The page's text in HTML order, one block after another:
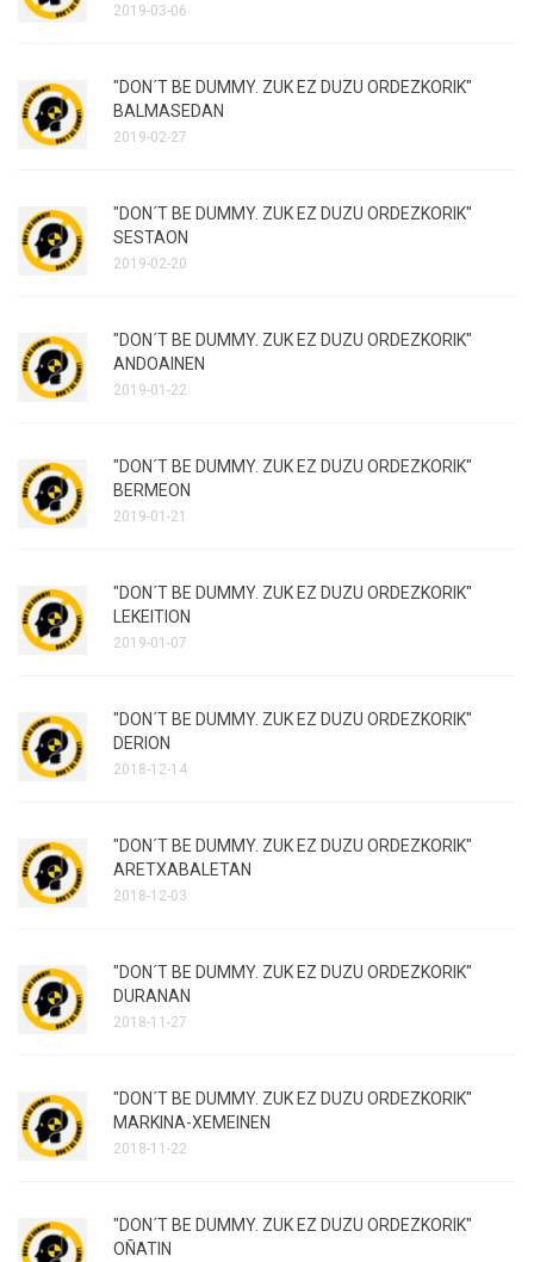
2019-03-06
"DON´T BE DUMMY. ZUK EZ DUZU ORDEZKORIK"
BALMASEDAN
2019-02-27
"DON´T BE DUMMY. ZUK EZ DUZU ORDEZKORIK"
SESTAON
2019-02-20
"DON´T BE DUMMY. ZUK EZ DUZU ORDEZKORIK"
ANDOAINEN
2019-01-22
"DON´T BE DUMMY. ZUK EZ DUZU ORDEZKORIK"
BERMEON
2019-01-21
"DON´T BE DUMMY. ZUK EZ DUZU ORDEZKORIK"
LEKEITION
2019-01-07
"DON´T BE DUMMY. ZUK EZ DUZU ORDEZKORIK"
DERION
2018-12-14
"DON´T BE DUMMY. ZUK EZ DUZU ORDEZKORIK"
ARETXABALETAN
2018-12-03
"DON´T BE DUMMY. ZUK EZ DUZU ORDEZKORIK"
DURANAN
2018-11-27
"DON´T BE DUMMY. ZUK EZ DUZU ORDEZKORIK"
MARKINA-XEMEINEN
2018-11-22
"DON´T BE DUMMY. ZUK EZ DUZU ORDEZKORIK"
OÑATIN